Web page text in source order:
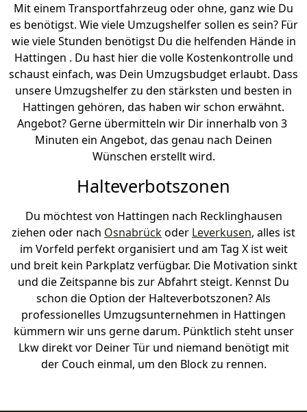
Mit einem Transportfahrzeug oder ohne, ganz wie Du
es benötigst. Wie viele Umzugshelfer sollen es sein? Für
wie viele Stunden benötigst Du die helfenden Hände in
Hattingen . Du hast hier die volle Kostenkontrolle und
schaust einfach, was Dein Umzugsbudget erlaubt. Dass
unsere Umzugshelfer zu den stärksten und besten in
Hattingen gehören, das haben wir schon erwähnt.
Angebot? Gerne übermitteln wir Dir innerhalb von 3
Minuten ein Angebot, das genau nach Deinen
Wünschen erstellt wird.
Halteverbotszonen
Du möchtest von Hattingen nach Recklinghausen
ziehen oder nach Osnabrückoder Leverkusen, alles ist
im Vorfeld perfekt organisiert und am Tag X ist weit
und breit kein Parkplatz verfügbar. Die Motivation sinkt
und die Zeitspanne bis zur Abfahrt steigt. Kennst Du
schon die Option der Halteverbotszonen? Als
professionelles Umzugsunternehmen in Hattingen
kümmern wir uns gerne darum. Pünktlich steht unser
Lkw direkt vor Deiner Tür und niemand benötigt mit
der Couch einmal, um den Block zu rennen.